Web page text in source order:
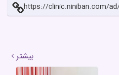
https://clinic.niniban.com/
بیشتر